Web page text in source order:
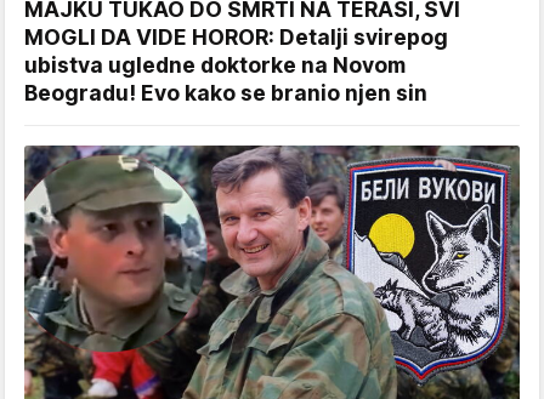
MAJKU TUKAO DO SMRTI NA TERASI, SVI
MOGLI DA VIDE HOROR: Detalji svirepog
ubistva ugledne doktorke na Novom
Beogradu! Evo kako se branio njen sin